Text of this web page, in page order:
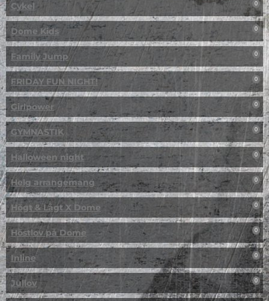
Cykel 0
Dome Kids 0
Family Jump 0
FRIDAY FUN NIGHT! 0
Girlpower 0
GYMNASTIK 0
Halloween night 0
Helg arrangemang 0
Högt & Lågt X Dome 0
Höstlov på Dome 0
Inline 0
Jullov 0